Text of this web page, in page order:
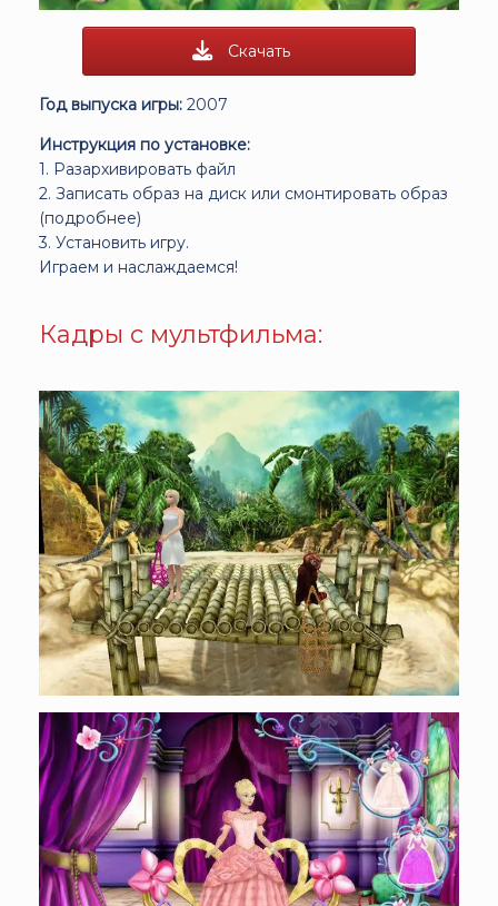
Скачать
Год выпуска игры: 2007
Инструкция по установке:
1. Разархивировать файл
2. Записать образ на диск или смонтировать образ
(подробнее)
3. Установить игру.
Играем и наслаждаемся!
Кадры с мультфильма: